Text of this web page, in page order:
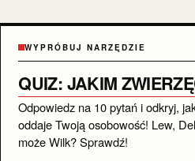
WYPRÓBUJ NARZĘDZIE
QUIZ: JAKIM
Odpowiedz na 10 pytań i odkryj,
oddaje Twoją osobowość! Lew,
może Wilk? Sprawdź!